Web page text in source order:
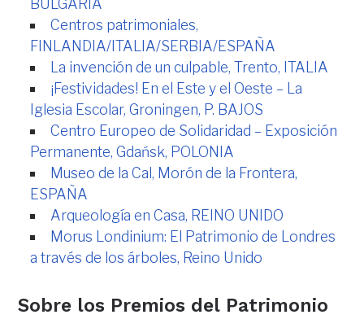
BULGARIA
Centros patrimoniales,
FINLANDIA/ITALIA/SERBIA/ESPAÑA
La invención de un culpable, Trento, ITALIA
¡Festividades! En el Este y el Oeste – La
Iglesia Escolar, Groningen, P. BAJOS
Centro Europeo de Solidaridad – Exposición
Permanente, Gdańsk, POLONIA
Museo de la Cal, Morón de la Frontera,
ESPAÑA
Arqueología en Casa, REINO UNIDO
Morus Londinium: El Patrimonio de Londres
a través de los árboles, Reino Unido
Sobre los Premios del Patrimonio